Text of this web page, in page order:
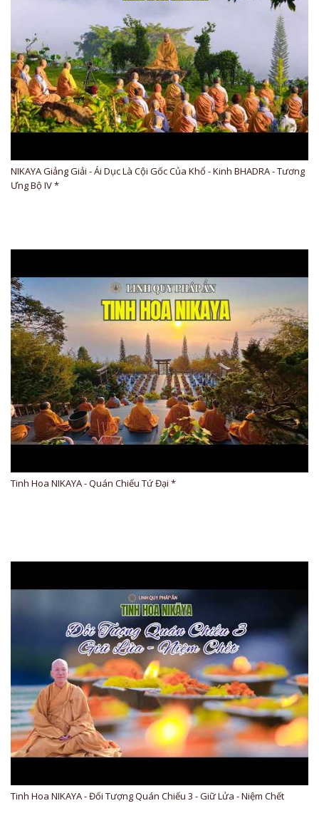
NIKAYA Giảng Giải - Ái Dục Là Cội Gốc Của Khổ - Kinh BHADRA - Tương
Ưng Bộ IV *
Tinh Hoa NIKAYA - Quán Chiếu Tứ Đại *
Tinh Hoa NIKAYA - Đối Tượng Quán Chiếu 3 - Giữ Lửa - Niệm Chết